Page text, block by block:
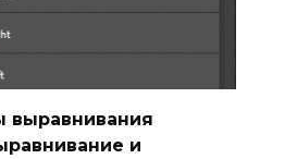
выравнивания
и